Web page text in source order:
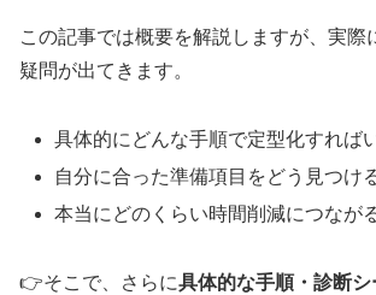
この記事では概要を解説しますが、実際
疑問が出てきます。
具体的にどんな手順で定型化すれば
自分に合った準備項目をどう見つけ
本当にどのくらい時間削減につなが
👉そこで、さらに具体的な手順・診断